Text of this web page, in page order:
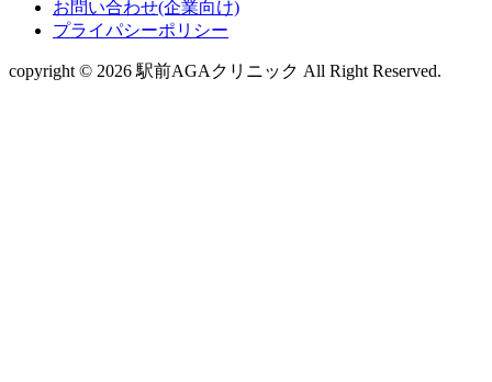
お問い合わせ(企業向け)
プライパシーポリシー
copyright © 2026 駅前AGAクリニック All Right Reserved.